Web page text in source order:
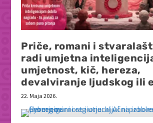
Priče, romani i
radi umjetna
umjetnost, kič, hereza,
devalviranje ljudskog ili
22. Maja 2026.